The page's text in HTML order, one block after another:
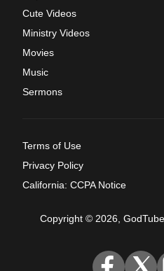
Cute Videos
Ministry Videos
Movies
Music
Sermons
Terms of Use
Privacy Policy
California: CCPA Notice
Copyright © 2026,